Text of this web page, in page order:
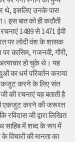
थे, इसलिए उनके पास
इस बात को ही कठौती
1489 से 1471 ईवी
पर लोदी वंश के शासक
कासिम, गजनवी, गौरी,
हो चुके थे। यह
का धर्म परिवर्तन कराया
एकजुट करने के लिए संत
की रचनाएं यह बताती है
एकजुट करने की जरूरत
जी द्वारा लिखित
साहिब में शब्द के रूप में
विचारों की मानता का